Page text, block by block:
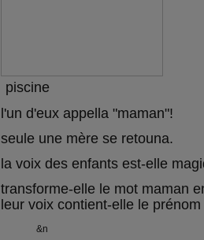
piscine
l'un d'eux appella "maman"!
seule une mère se retouna.
la voix des enfants est-elle
transforme-elle le mot maman
leur voix contient-elle le
&n